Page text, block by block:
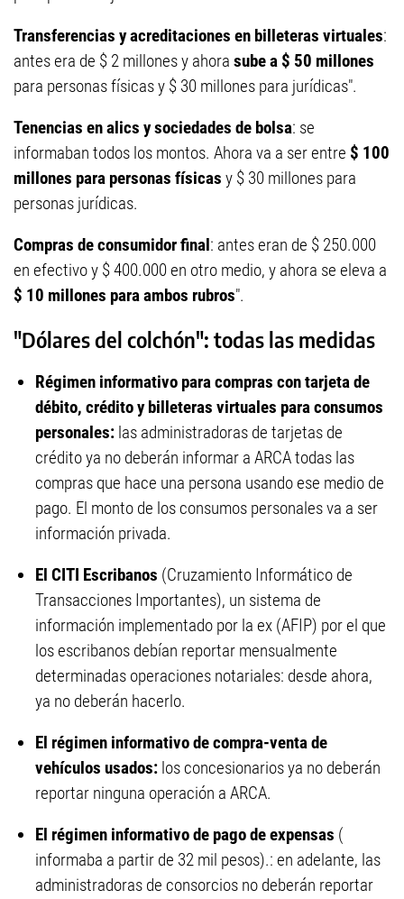
Transferencias y acreditaciones en billeteras virtuales:
antes era de $ 2 millones y ahora sube a $ 50 millones
para personas físicas y $ 30 millones para jurídicas".
Tenencias en alics y sociedades de bolsa: se
informaban todos los montos. Ahora va a ser entre $ 100
millones para personas físicas y $ 30 millones para
personas jurídicas.
Compras de consumidor final: antes eran de $ 250.000
en efectivo y $ 400.000 en otro medio, y ahora se eleva a
$ 10 millones para ambos rubros".
"Dólares del colchón": todas las medidas
Régimen informativo para compras con tarjeta de
débito, crédito y billeteras virtuales para consumos
personales: las administradoras de tarjetas de
crédito ya no deberán informar a ARCA todas las
compras que hace una persona usando ese medio de
pago. El monto de los consumos personales va a ser
información privada.
El CITI Escribanos (Cruzamiento Informático de
Transacciones Importantes), un sistema de
información implementado por la ex (AFIP) por el que
los escribanos debían reportar mensualmente
determinadas operaciones notariales: desde ahora,
ya no deberán hacerlo.
El régimen informativo de compra-venta de
vehículos usados: los concesionarios ya no deberán
reportar ninguna operación a ARCA.
El régimen informativo de pago de expensas (
informaba a partir de 32 mil pesos).: en adelante, las
administradoras de consorcios no deberán reportar